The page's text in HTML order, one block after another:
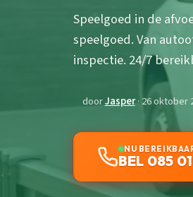
Speelgoed in de
speelgoed. Van
inspectie. 24/7
doorJasper· 26 oktober
NU
BEL 085